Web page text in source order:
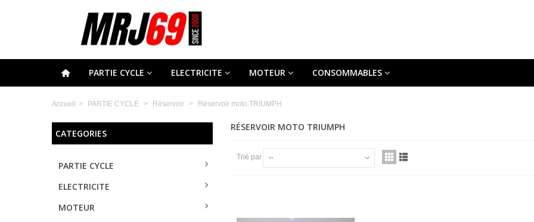
PARTIE CYCLE ELECTRICITE MOTEUR CONSOMMABLES
Accueil > PARTIE CYCLE > Réservoir > Réservoir moto TRIUMPH
CATEGORIES
PARTIE CYCLE
ELECTRICITE
MOTEUR
RÉSERVOIR MOTO TRIUMPH
Trié par --